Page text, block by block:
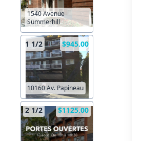
1540 Avenue
Summerhill
1 1/2 $945.00
10160 Av. Papineau
2 1/2 $1125.00